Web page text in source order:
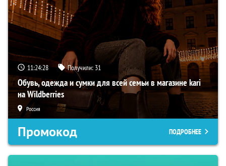
11:24:27 Получили: 31
Обувь, одежда и сумки для всей семьи в магазине kari
на Wildberries
Россия
Промокод ПОДРОБНЕЕ